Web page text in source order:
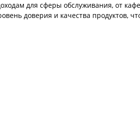
для сферы обслуживания, от
доверия и качества продуктов,